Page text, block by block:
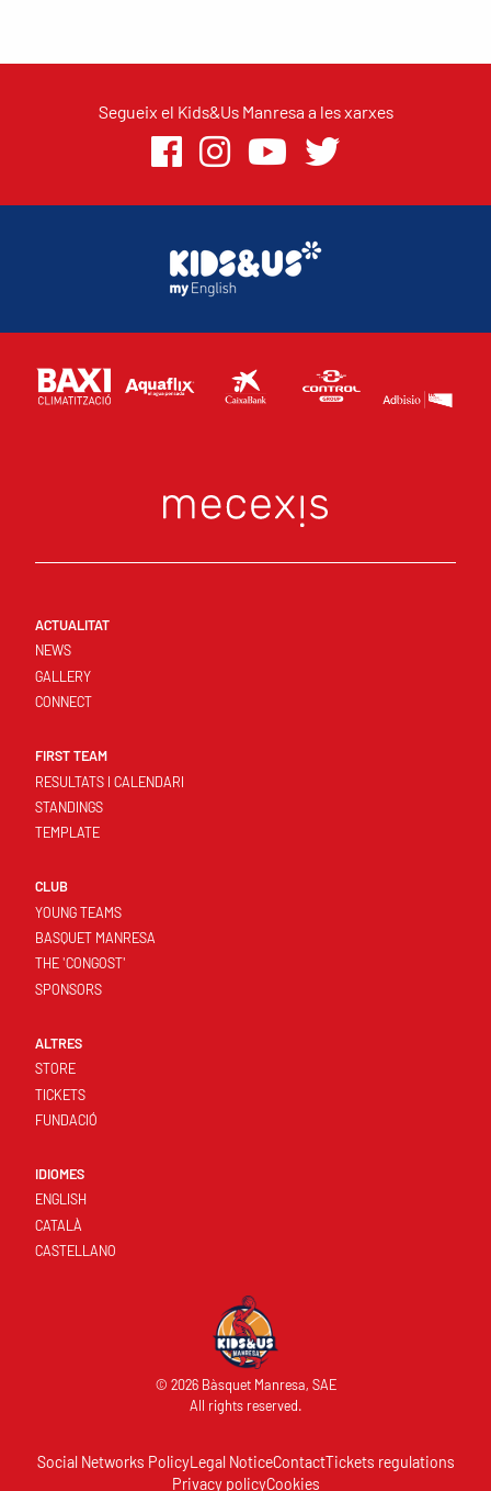
Segueix el Kids&Us Manresa a les xarxes
ACTUALITAT
NEWS
GALLERY
CONNECT
FIRST TEAM
RESULTATS I CALENDARI
STANDINGS
TEMPLATE
CLUB
YOUNG TEAMS
BASQUET MANRESA
THE 'CONGOST'
SPONSORS
ALTRES
STORE
TICKETS
FUNDACIÓ
IDIOMES
ENGLISH
CATALÀ
CASTELLANO
© 2026 Bàsquet Manresa, SAE
All rights reserved.
Social Networks PolicyLegal NoticeContactTickets regulations
Privacy policyCookies